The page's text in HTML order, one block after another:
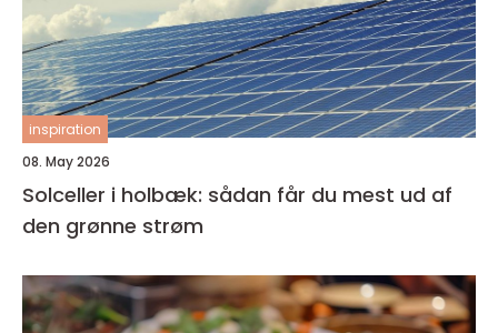
inspiration
08. May 2026
Solceller i holbæk: sådan får du mest ud af
den grønne strøm